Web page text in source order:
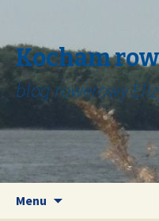
Kocham
blog rowerowy
Menu